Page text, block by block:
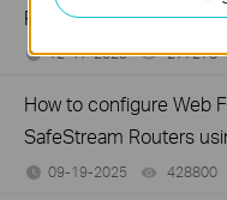
Router (new UI)
12-17-2025 277278
How to configure Web
SafeStream Routers
09-19-2025 428800